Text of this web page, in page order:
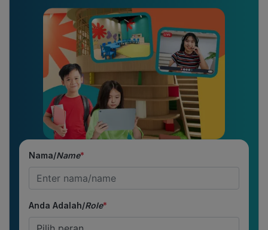
Nama/Name*
Anda Adalah/Role*